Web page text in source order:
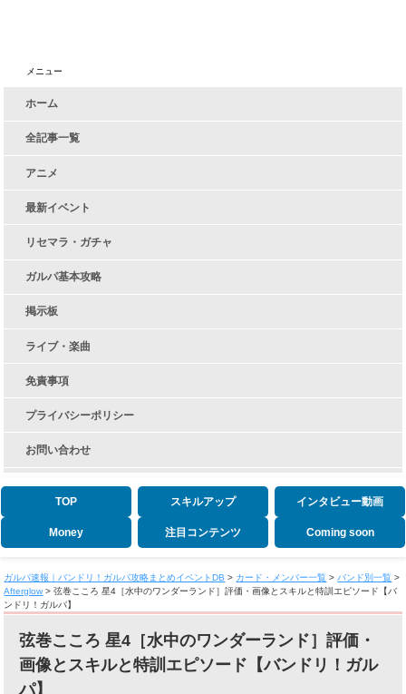
メニュー
ホーム
全記事一覧
アニメ
最新イベント
リセマラ・ガチャ
ガルパ基本攻略
掲示板
ライブ・楽曲
免責事項
プライバシーポリシー
お問い合わせ
TOP スキルアップ インタビュー動画
Money 注目コンテンツ Coming soon
ガルパ速報｜バンドリ！ガルパ攻略まとめイベントDB > カード・メンバー一覧 > バンド別一覧 >
Afterglow >弦巻こころ 星4［水中のワンダーランド］評価・画像とスキルと特訓エピソード【バ
ンドリ！ガルパ】
弦巻こころ 星4［水中のワンダーランド］評価・
画像とスキルと特訓エピソード【バンドリ！ガル
パ】